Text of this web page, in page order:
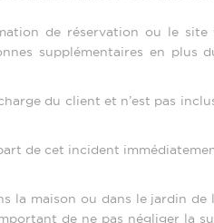
de réservation ou le site
supplémentaires en plus
du client et n’est pas
de cet incident
la maison ou dans le jardin de
de ne pas négliger la